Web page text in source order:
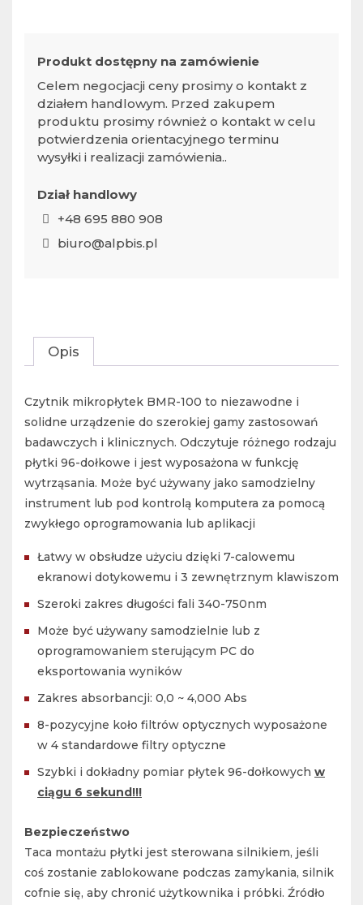
Produkt dostępny na zamówienie
Celem negocjacji ceny prosimy o kontakt z
działem handlowym. Przed zakupem
produktu prosimy również o kontakt w celu
potwierdzenia orientacyjnego terminu
wysyłki i realizacji zamówienia..
Dział handlowy
+48 695 880 908
biuro@alpbis.pl
Opis
Czytnik mikropłytek BMR-100 to niezawodne i
solidne urządzenie do szerokiej gamy zastosowań
badawczych i klinicznych. Odczytuje różnego rodzaju
płytki 96-dołkowe i jest wyposażona w funkcję
wytrząsania. Może być używany jako samodzielny
instrument lub pod kontrolą komputera za pomocą
zwykłego oprogramowania lub aplikacji
Łatwy w obsłudze użyciu dzięki 7-calowemu
ekranowi dotykowemu i 3 zewnętrznym klawiszom
Szeroki zakres długości fali 340-750nm
Może być używany samodzielnie lub z
oprogramowaniem sterującym PC do
eksportowania wyników
Zakres absorbancji: 0,0 ~ 4,000 Abs
8-pozycyjne koło filtrów optycznych wyposażone
w 4 standardowe filtry optyczne
Szybki i dokładny pomiar płytek 96-dołkowych w
ciągu 6 sekund!!!
Bezpieczeństwo
Taca montażu płytki jest sterowana silnikiem, jeśli
coś zostanie zablokowane podczas zamykania, silnik
cofnie się, aby chronić użytkownika i próbki. Źródło